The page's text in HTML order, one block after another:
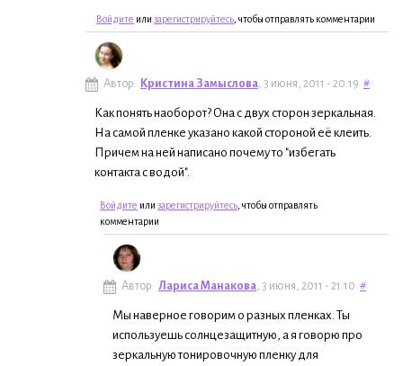
Войдите или зарегистрируйтесь , чтобы отправлять комментарии
Автор: Кристина Замыслова, 3 июня, 2011 - 20:19 #
Как понять наоборот? Она с двух сторон зеркальная.
На самой пленке указано какой стороной её клеить.
Причем на ней написано почему то "избегать
контакта с водой".
Войдите или зарегистрируйтесь , чтобы отправлять
комментарии
Автор: Лариса Манакова, 3 июня, 2011 - 21:10 #
Мы наверное говорим о разных пленках. Ты
используешь солнцезащитную, а я говорю про
зеркальную тонировочную пленку для